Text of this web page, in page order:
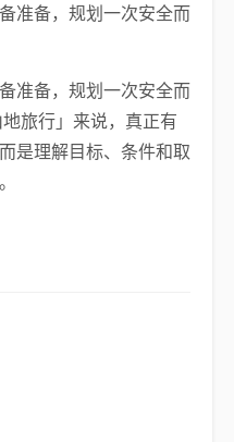
准备，规划一次安全而
准备，规划一次安全而
旅行」来说，真正有
是理解目标、条件和取